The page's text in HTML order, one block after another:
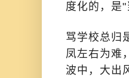
度化的，是"
骂学校总归
凤左右为难
波中，大出